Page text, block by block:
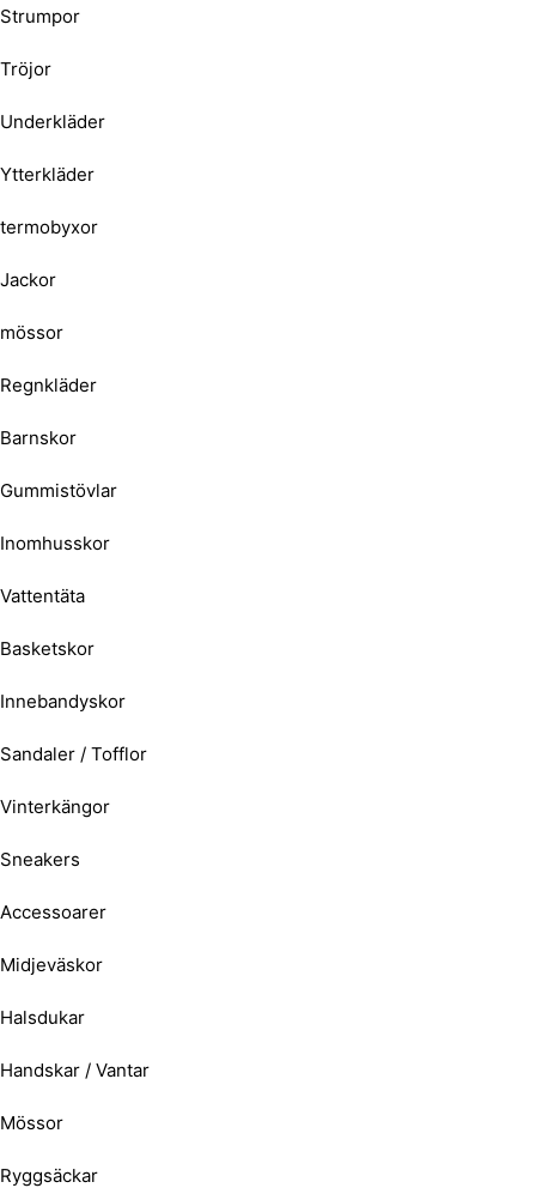
Strumpor
Tröjor
Underkläder
Ytterkläder
termobyxor
Jackor
mössor
Regnkläder
Barnskor
Gummistövlar
Inomhusskor
Vattentäta
Basketskor
Innebandyskor
Sandaler / Tofflor
Vinterkängor
Sneakers
Accessoarer
Midjeväskor
Halsdukar
Handskar / Vantar
Mössor
Ryggsäckar